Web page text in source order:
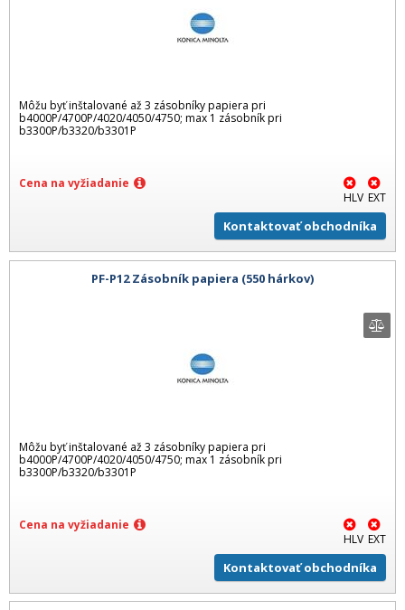
Môžu byť inštalované až 3 zásobníky papiera pri
b4000P/4700P/4020/4050/4750; max 1 zásobník pri
b3300P/b3320/b3301P
Cena na vyžiadanie
HLV EXT
Kontaktovať obchodníka
PF-P12 Zásobník papiera (550 hárkov)
Môžu byť inštalované až 3 zásobníky papiera pri
b4000P/4700P/4020/4050/4750; max 1 zásobník pri
b3300P/b3320/b3301P
Cena na vyžiadanie
HLV EXT
Kontaktovať obchodníka